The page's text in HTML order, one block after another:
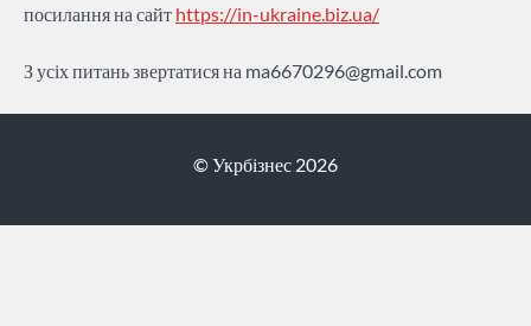
посилання на сайт https://in-ukraine.biz.ua/
З усіх питань звертатися на ma6670296@gmail.com
© Укрбізнес 2026